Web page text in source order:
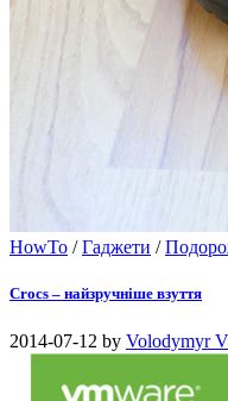
HowTo /Гаджети /
Crocs – найзручніше взуття
2014-07-12 by Volodymyr